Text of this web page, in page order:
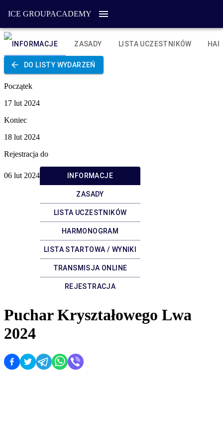
ICE GROUPACADEMY
INFORMACJE ZASADY LISTA UCZESTNIKÓW
DO LISTY WYDARZEŃ
Początek
17 lut 2024
Koniec
18 lut 2024
Rejestracja do
06 lut 2024 INFORMACJE
ZASADY
LISTA UCZESTNIKÓW
HARMONOGRAM
LISTA STARTOWA / WYNIKI
TRANSMISJA ONLINE
REJESTRACJA
Puchar Kryształowego Lwa
2024